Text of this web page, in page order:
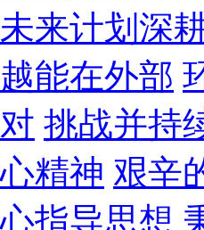
未来计划深
越能在外部
对 挑战并持
心精神 艰辛
心指导思想